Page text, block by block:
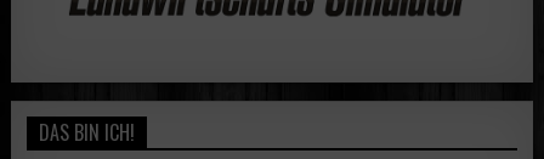
DAS BIN ICH!